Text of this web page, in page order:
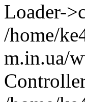
Loader-
/home/
m.in.ua/